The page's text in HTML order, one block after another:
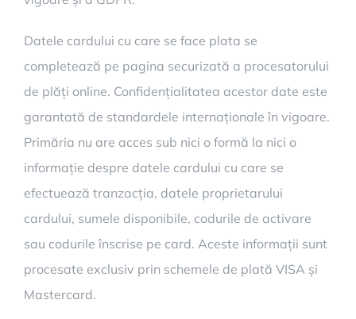
Datele cardului cu care se face plata se
completează pe pagina securizată a procesatorului
de plăți online. Confidențialitatea acestor date este
garantată de standardele internaționale în vigoare.
Primăria nu are acces sub nici o formă la nici o
informație despre datele cardului cu care se
efectuează tranzacția, datele proprietarului
cardului, sumele disponibile, codurile de activare
sau codurile înscrise pe card. Aceste informații sunt
procesate exclusiv prin schemele de plată VISA și
Mastercard.